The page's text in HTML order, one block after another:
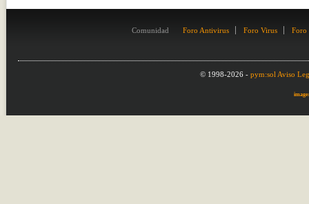
Comunidad Foro Antivirus Foro Virus Foro
© 1998-2026 - pym:sol Aviso